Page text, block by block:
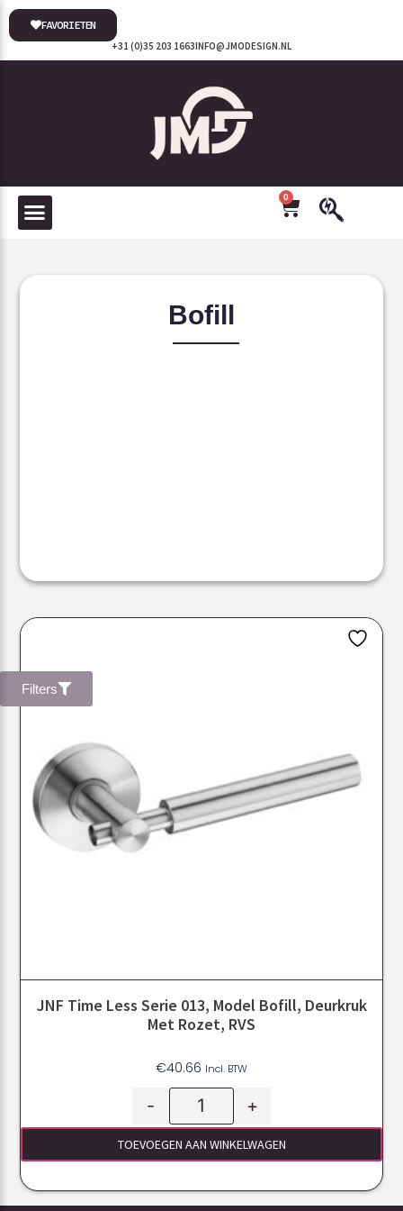
INFO@JMODESIGN.NL
+31 (0)35 203 1663
FAVORIETEN
0
Bofill
Filters
JNF Time Less Serie 013, Model Bofill, Deurkruk
Met Rozet, RVS
€40.66 Incl. BTW
- +
TOEVOEGEN AAN WINKELWAGEN